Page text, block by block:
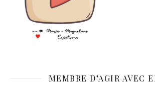
MEMBRE D’AGIR AVEC